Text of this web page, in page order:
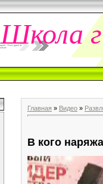
Школа
Главная » Видео »
В кого